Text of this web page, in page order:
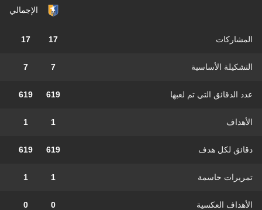
الإجمالي
المشاركات 17
17
التشكيلة الأساسية 7
7
عدد الدقائق التي تم لعبها 619
619
الأهداف 1
1
دقائق لكل هدف 619
619
تمريرات حاسمة 1
1
الأهداف العكسية 0
0